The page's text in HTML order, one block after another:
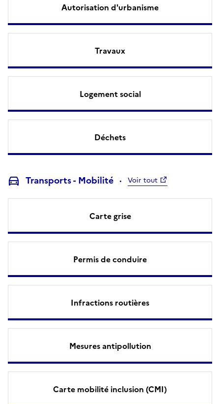
Autorisation d'urbanisme
Travaux
Logement social
Déchets
Transports - Mobilité Voir tout
Carte grise
Permis de conduire
Infractions routières
Mesures antipollution
Carte mobilité inclusion (CMI)